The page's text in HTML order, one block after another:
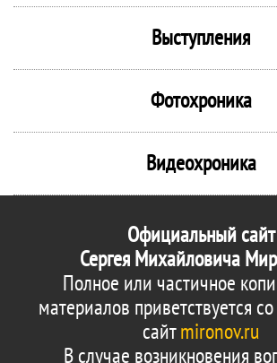
Выступления
Фотохроника
Видеохроника
Официальный сайт
Сергея Михайловича
Полное или частичное
материалов приветствуется
сайтmironov.ru
В случае возникновения